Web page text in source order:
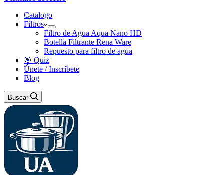
Catalogo
Filtros
Filtro de Agua Aqua Nano HD
Botella Filtrante Rena Ware
Repuesto para filtro de agua
🎯 Quiz
Únete / Inscríbete
Blog
Buscar